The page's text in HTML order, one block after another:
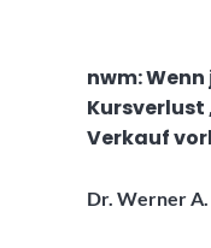
nwm:
Kursverlust
Verkauf
Dr. Werner